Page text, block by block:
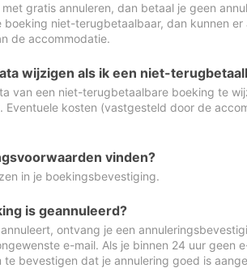
gratis annuleren, dan betaal je geen
boeking niet-terugbetaalbaar, dan kunnen
de accommodatie.
wijzigen als ik een niet-
van een niet-terugbetaalbare boeking te
Eventuele kosten (vastgesteld door de
vinden?
in je boekingsbevestiging.
is geannuleerd?
ontvang je een
e-mail. Als je binnen 24 uur geen
bevestigen dat je annulering goed is